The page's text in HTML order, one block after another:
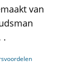
van
.